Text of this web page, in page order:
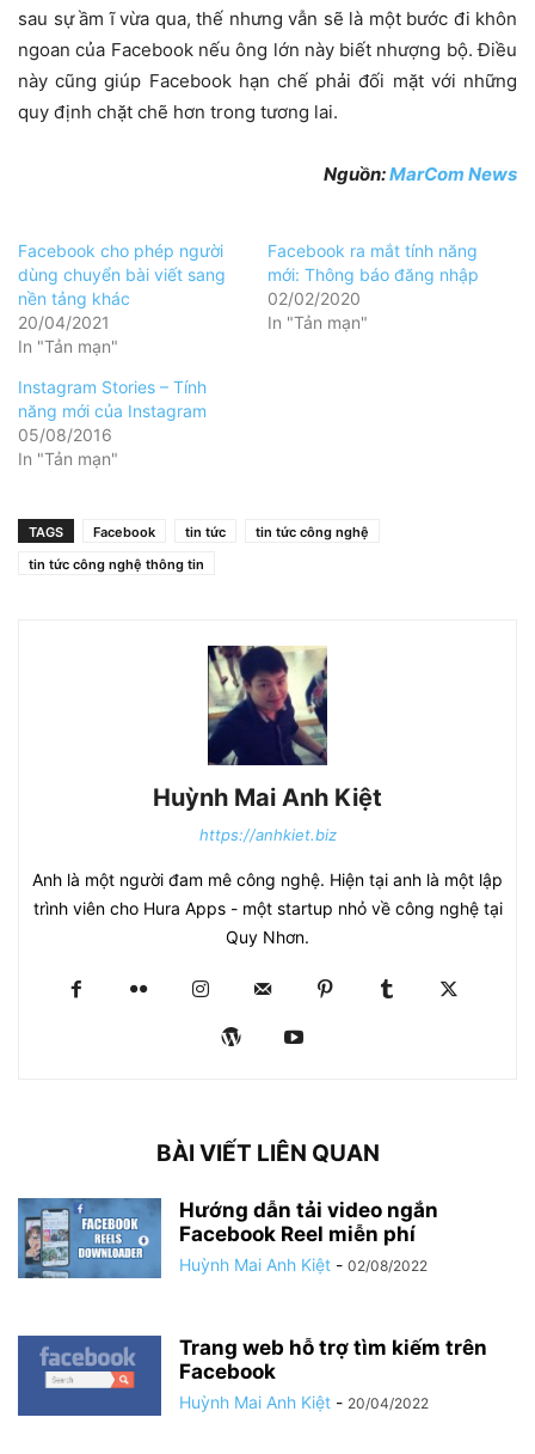
sau sự ầm ĩ vừa qua, thế nhưng vẫn sẽ là một bước đi khôn
ngoan của Facebook nếu ông lớn này biết nhượng bộ. Điều
này cũng giúp Facebook hạn chế phải đối mặt với những
quy định chặt chẽ hơn trong tương lai.
Nguồn:MarCom News
Facebook cho phép người
dùng chuyển bài viết sang
nền tảng khác
20/04/2021
In "Tản mạn"
Facebook ra mắt tính năng
mới: Thông báo đăng nhập
02/02/2020
In "Tản mạn"
Instagram Stories – Tính
năng mới của Instagram
05/08/2016
In "Tản mạn"
TAGS Facebook tin tức
tin tức công nghệ
tin tức công nghệ thông tin
Huỳnh Mai Anh Kiệt
https://anhkiet.biz
Anh là một người đam mê công nghệ. Hiện tại anh là một lập
trình viên cho Hura Apps - một startup nhỏ về công nghệ tại
Quy Nhơn.
BÀI VIẾT LIÊN QUAN
Hướng dẫn tải video ngắn
Facebook Reel miễn phí
Huỳnh Mai Anh Kiệt - 02/08/2022
Trang web hỗ trợ tìm kiếm trên
Facebook
Huỳnh Mai Anh Kiệt - 20/04/2022